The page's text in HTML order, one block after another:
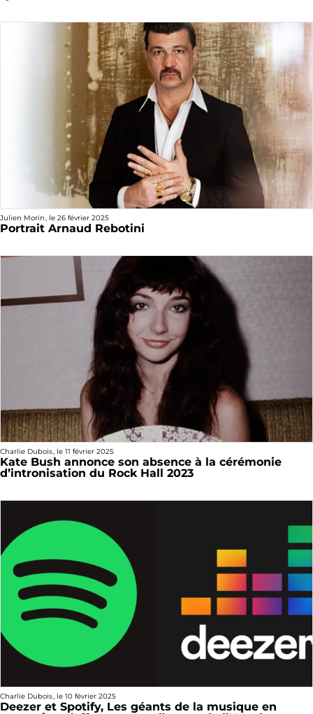
Julien Morin, le 26 février 2025
Portrait Arnaud Rebotini
Charlie Dubois, le 11 février 2025
Kate Bush annonce son absence à la cérémonie
d’intronisation du Rock Hall 2023
Charlie Dubois, le 10 février 2025
Deezer et Spotify, Les géants de la musique en